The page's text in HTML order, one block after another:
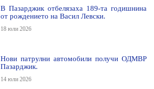
В Пазарджик отбелязаха 189-та годишнина
от рождението на Васил Левски.
18 юли 2026
Нови патрулни автомобили получи ОДМВР
Пазарджик.
14 юли 2026